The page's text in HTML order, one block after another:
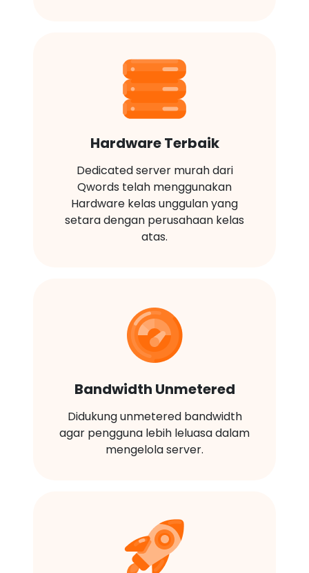
Hardware Terbaik
Dedicated server murah dari
Qwords telah menggunakan
Hardware kelas unggulan yang
setara dengan perusahaan kelas
atas.
Bandwidth Unmetered
Didukung unmetered bandwidth
agar pengguna lebih leluasa dalam
mengelola server.